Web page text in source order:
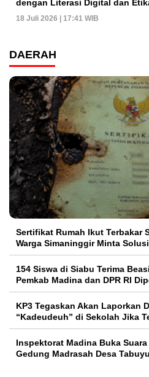
dengan Literasi Digital dan
18 Juli 2026 | 17:41 WIB
DAERAH
Sertifikat Rumah Ikut Terbakar
Warga Simaninggir Minta
154 Siswa di Siabu Terima
Pemkab Madina dan DPR RI
KP3 Tegaskan Akan Laporkan
“Kadeudeuh” di Sekolah Jika
Inspektorat Madina Buka
Gedung Madrasah Desa